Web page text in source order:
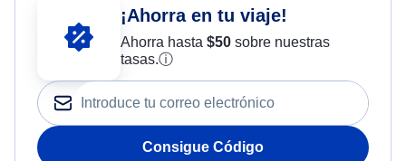
¡Ahorra en tu viaje!
Ahorra hasta $50sobre nuestras
tasas.ⓘ
Consigue Código